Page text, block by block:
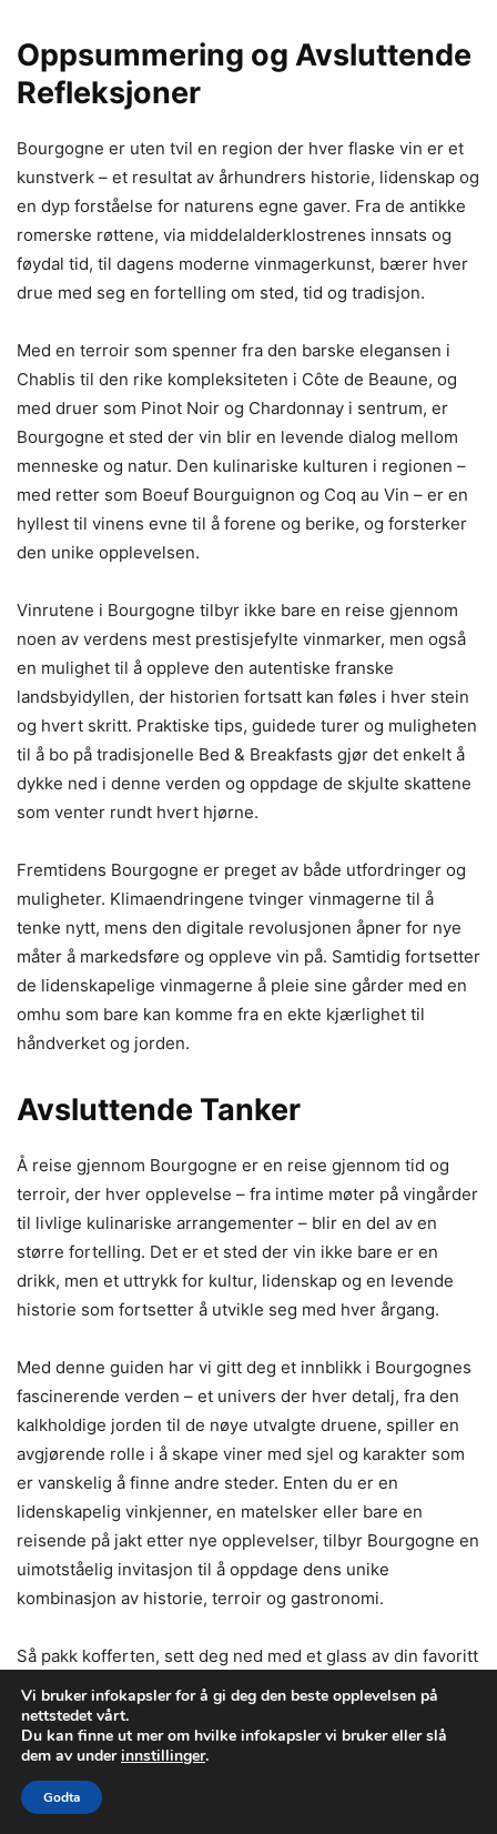
Oppsummering og Avsluttende
Refleksjoner
Bourgogne er uten tvil en region der hver flaske vin er et
kunstverk – et resultat av århundrers historie, lidenskap og
en dyp forståelse for naturens egne gaver. Fra de antikke
romerske røttene, via middelalderklostrenes innsats og
føydal tid, til dagens moderne vinmagerkunst, bærer hver
drue med seg en fortelling om sted, tid og tradisjon.
Med en terroir som spenner fra den barske elegansen i
Chablis til den rike kompleksiteten i Côte de Beaune, og
med druer som Pinot Noir og Chardonnay i sentrum, er
Bourgogne et sted der vin blir en levende dialog mellom
menneske og natur. Den kulinariske kulturen i regionen –
med retter som Boeuf Bourguignon og Coq au Vin – er en
hyllest til vinens evne til å forene og berike, og forsterker
den unike opplevelsen.
Vinrutene i Bourgogne tilbyr ikke bare en reise gjennom
noen av verdens mest prestisjefylte vinmarker, men også
en mulighet til å oppleve den autentiske franske
landsbyidyllen, der historien fortsatt kan føles i hver stein
og hvert skritt. Praktiske tips, guidede turer og muligheten
til å bo på tradisjonelle Bed & Breakfasts gjør det enkelt å
dykke ned i denne verden og oppdage de skjulte skattene
som venter rundt hvert hjørne.
Fremtidens Bourgogne er preget av både utfordringer og
muligheter. Klimaendringene tvinger vinmagerne til å
tenke nytt, mens den digitale revolusjonen åpner for nye
måter å markedsføre og oppleve vin på. Samtidig fortsetter
de lidenskapelige vinmagerne å pleie sine gårder med en
omhu som bare kan komme fra en ekte kjærlighet til
håndverket og jorden.
Avsluttende Tanker
Å reise gjennom Bourgogne er en reise gjennom tid og
terroir, der hver opplevelse – fra intime møter på vingårder
til livlige kulinariske arrangementer – blir en del av en
større fortelling. Det er et sted der vin ikke bare er en
drikk, men et uttrykk for kultur, lidenskap og en levende
historie som fortsetter å utvikle seg med hver årgang.
Med denne guiden har vi gitt deg et innblikk i Bourgognes
fascinerende verden – et univers der hver detalj, fra den
kalkholdige jorden til de nøye utvalgte druene, spiller en
avgjørende rolle i å skape viner med sjel og karakter som
er vanskelig å finne andre steder. Enten du er en
lidenskapelig vinkjenner, en matelsker eller bare en
reisende på jakt etter nye opplevelser, tilbyr Bourgogne en
uimotståelig invitasjon til å oppdage dens unike
kombinasjon av historie, terroir og gastronomi.
Så pakk kofferten, sett deg ned med et glass av din favoritt
Bourgogne, og la reisen begynne – en reise som lover å gi
både kunnskap, nytelse og en dypere forståelse av den
lidenskapen som driver vinmagerkunsten i en av verdens
mest anerkjente vinregioner.
Vi bruker infokapsler for å gi deg den beste opplevelsen på
nettstedet vårt.
Du kan finne ut mer om hvilke infokapsler vi bruker eller slå
dem av underinnstillinger.
Godta